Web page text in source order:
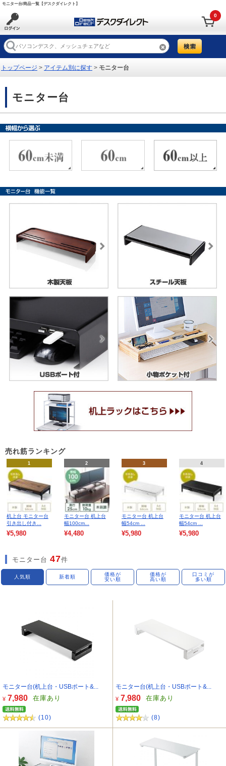
モニター台/商品一覧【デスクダイレクト】
0
トップページ > アイテム別に探す > モニター台
モニター台
売れ筋ランキング
1
机上台 モニター台
引き出し付き...
¥5,980
2
モニター台 机上台
幅100cm...
¥4,480
3
モニター台 机上台
幅54cm ...
¥5,980
4
モニター台 机上台
幅54cm ...
¥5,980
モニター台 47件
人気順 新着順
価格が
安い順
価格が
高い順
口コミが
多い順
モニター台(机上台・USBポート&...
¥ 7,980 在庫あり
(10)
モニター台(机上台・USBポート&...
¥ 7,980 在庫あり
(8)